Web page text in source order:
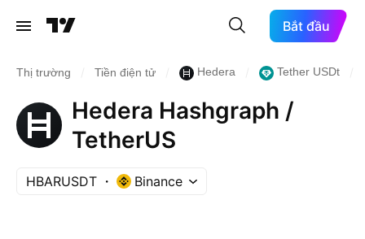
Bắt đầu
Thị trường Tiền điện tử Hedera Tether USDt
Hedera Hashgraph /
TetherUS
HBARUSDT Binance